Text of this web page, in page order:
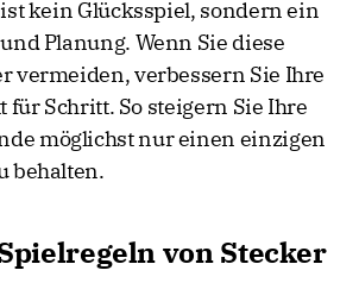
kein Glücksspiel, sondern ein
Planung. Wenn Sie diese
vermeiden, verbessern Sie Ihre
für Schritt. So steigern Sie Ihre
möglichst nur einen einzigen
behalten.
von Stecker